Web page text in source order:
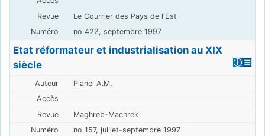
Le Courrier des Pays de l'Est
no 422, septembre 1997
Etat réformateur et industrialisation au XIX
siècle
Planel A.M.
Maghreb-Machrek
no 157, juillet-septembre 1997